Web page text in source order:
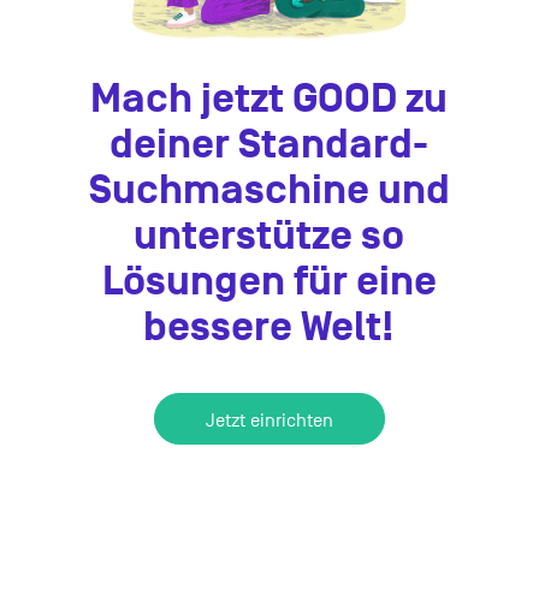
Mach jetzt GOOD zu
deiner Standard-
Suchmaschine und
unterstütze so
Lösungen für eine
bessere Welt!
Jetzt einrichten